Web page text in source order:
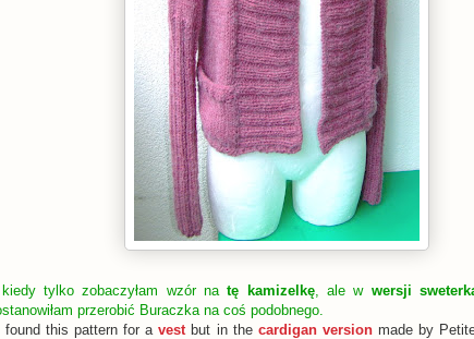
tylko zobaczyłam wzór natę kamizelkę, ale w wersji
przerobić Buraczka na coś podobnego.
found this pattern for a vest but in the cardigan versionmade by